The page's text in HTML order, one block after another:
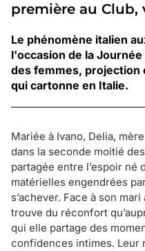
première au Club,
Le phénomène italien
l'occasion de la
des femmes, projection
qui cartonne en Italie.
Mariée à Ivano, Delia,
dans la seconde moitié
partagée entre l’espoir
matérielles engendrées
s’achever. Face à son
trouve du réconfort
qui elle partage des
confidences intimes. Leur